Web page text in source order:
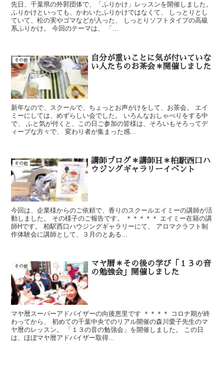
先日、千葉県の外郭団体で、「ふりかけ」レッスンを開催しました。
ふりかけといっても、かわいたふりかけではなくて、 しっとりとし
ていて、松の実やゴマなどが入った、 しっとりソフトタイプの高級
系ふりかけ。 今回のテーマは、 「...
その他
自分が重いことに気が付いていな
い人たちのお茶会＊開催しました
新年なので、スクールで、ちょっとお声がけをして、お茶会。 エイ
ミーにしては、めずらしい会でした。 いろんなおしゃべりをする中
で、 ふと気が付くと、この日ご参加の皆様は、そろいもそろってデ
ィープな方々で、 変わり者が集まった感...
その他
講師ブログ＊講師H＊柏駅西口ハ
ウジングギャラリーイベント
今回は、企業様からのご依頼で、香りのスクールエイミーの講師が活
動しました。 その様子のご報告です。 ＊＊＊＊＊ エイミー在籍の講
師Hです。 柏駅西口ハウジングギャラリーにて、 アロマクラフト制
作体験会に講師として、３月のとある...
その他
マヤ暦＊その後の学び「１３の音
の勉強会」開催しました
マヤ暦スーパーアドバイザーの向後恵里です ＊＊＊＊ コロナ期が終
わってから、 初めての千葉中央でのリアル開催の森川愛子先生のマ
ヤ暦のレッスン。 「１３の音の勉強会」を開催しました。 この日
は、ほぼマヤ暦アドバイザー取得...